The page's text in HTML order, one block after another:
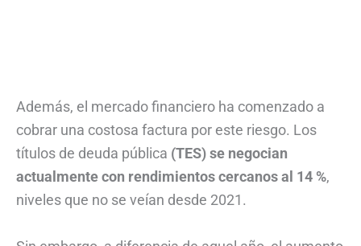
Además, el mercado financiero ha comenzado a
cobrar una costosa factura por este riesgo. Los
títulos de deuda pública (TES) se negocian
actualmente con rendimientos cercanos al 14 %,
niveles que no se veían desde 2021.